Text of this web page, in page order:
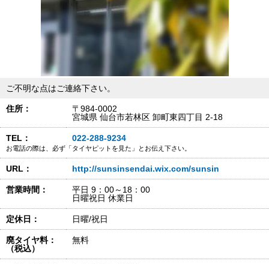
ご不明な点はご連絡下さい。
住所：
〒984-0002
宮城県 仙台市若林区 卸町東四丁目 2-18
TEL： 022-288-9234
お電話の際は、必ず「タイヤピットを見た」とお伝え下さい。
URL： http://sunsinsendai.wix.com/sunsin
営業時間：
平日 9：00～18：00
日曜祝日 休業日
定休日： 日曜/祝日
廃タイヤ料：
（税込）
無料